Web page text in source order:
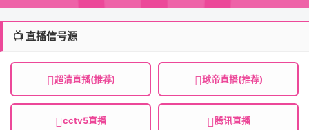
📺 直播信号源
超清直播(推荐) 球帝直播(推荐)
cctv5直播 腾讯直播